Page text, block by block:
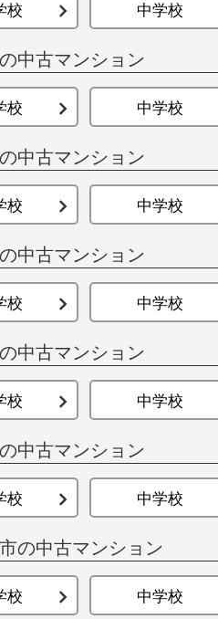
校 中学校
中古マンション
校 中学校
中古マンション
校 中学校
中古マンション
校 中学校
中古マンション
校 中学校
中古マンション
校 中学校
の中古マンション
校 中学校